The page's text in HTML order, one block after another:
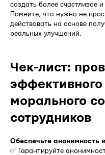
создать более счастливое
Помните, что нужно не
действовать на основе
реальных улучшений.
Чек-лист:
морального
сотрудников
Обеспечьте анонимность
✅ Гарантируйте